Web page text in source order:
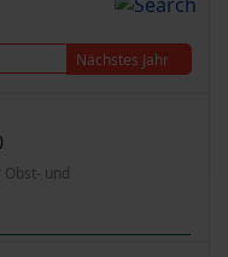
Nächstes Jahr
und